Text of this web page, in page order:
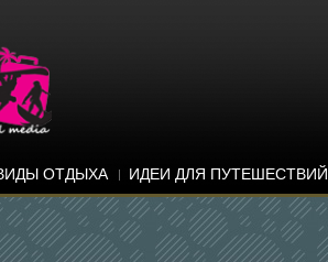
ОТДЫХА ИДЕИ ДЛЯ ПУТЕШЕСТВИЙ